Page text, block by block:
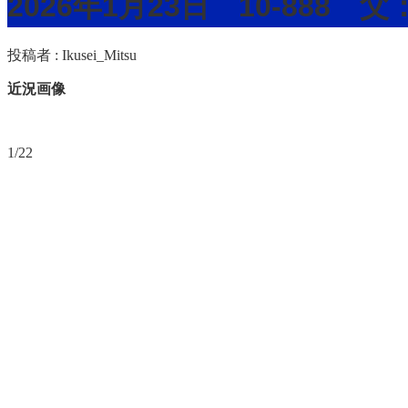
投稿者 : Ikusei_Mitsu
近況画像
1/22